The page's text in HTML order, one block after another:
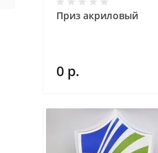
Приз акриловый
0 р.